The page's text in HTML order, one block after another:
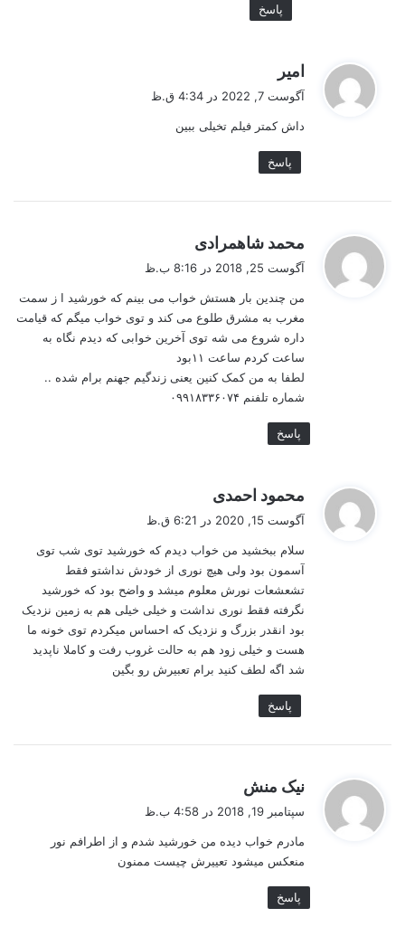
پاسخ
امیر
:
آگوست 7, 2022 در 4:34 ق.ظ
داش کمتر فیلم تخیلی ببین
پاسخ
محمد شاهمرادی
:
آگوست 25, 2018 در 8:16 ب.ظ
من چندین بار هستش خواب می بینم که خورشید ا ز سمت
مغرب به مشرق طلوع می کند و توی خواب میگم که قیامت
داره شروع می شه توی آخرین خوابی که دیدم نگاه به
ساعت کردم ساعت ۱۱بود
لطفا به من کمک کنین یعنی زندگیم جهنم برام شده ..
شماره تلفنم ۰۹۹۱۸۳۳۶۰۷۴
پاسخ
محمود احمدی
ت
:
آگوست 15, 2020 در 6:21 ق.ظ
سلام ببخشید من خواب دیدم که خورشید توی شب توی
آسمون بود ولی هیچ نوری از خودش نداشتو فقط
تشعشعات نورش معلوم میشد و واضح بود که خورشید
نگرفته فقط نوری نداشت و خیلی خیلی هم به زمین نزدیک
بود انقدر بزرگ و نزدیک که احساس میکردم توی خونه ما
هست و خیلی زود هم به حالت غروب رفت و کاملا ناپدید
شد اگه لطف کنید برام تعبیرش رو بگین
پاسخ
نیک منش
:
سپتامبر 19, 2018 در 4:58 ب.ظ
مادرم خواب دیده من خورشید شدم و از اطرافم نور
منعکس میشود تعییرش چیست ممنون
پاسخ